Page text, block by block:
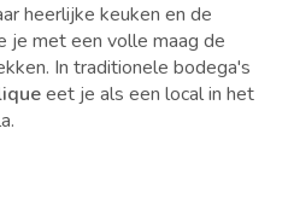
heerlijke keuken en de
je met een volle maag de
In traditionele bodega's
eet je als een local in het